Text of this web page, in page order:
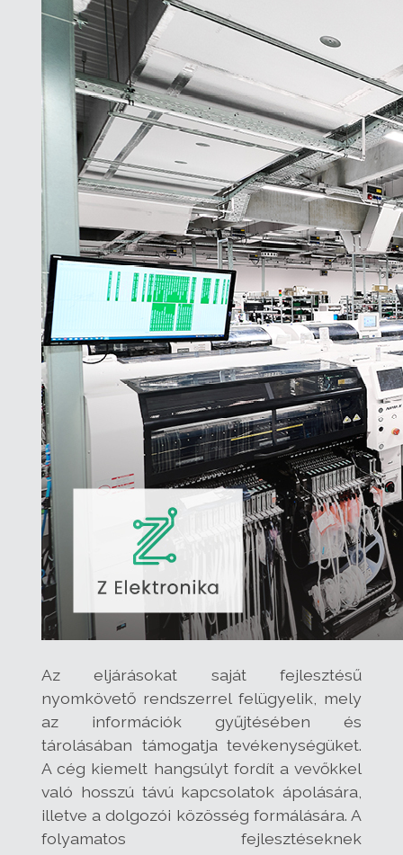
Az eljárásokat saját fejlesztésű
nyomkövető rendszerrel felügyelik, mely
az információk gyűjtésében és
tárolásában támogatja tevékenységüket.
A cég kiemelt hangsúlyt fordít a vevőkkel
való hosszú távú kapcsolatok ápolására,
illetve a dolgozói közösség formálására. A
folyamatos fejlesztéseknek